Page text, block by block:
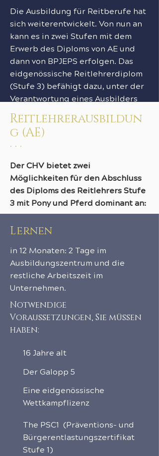
Die Ausbildung für Reitberufe hat
sich weiterentwickelt. Von nun an
kann es in zwei Stufen mit dem
Erwerb des Diploms von AE und
dann von BPJEPS erfolgen. Das
eidgenössische Reitlehrerdiplom
(Stufe 3) befähigt dazu, unter der
Verantwortung eines Ausbilders
die ersten Kenntnisse des Reitens
zu animieren, zu initiieren und zu
vermitteln. Dieses Training kann
dann in einem zweiten Schritt
durch das des BPJEPS ergänzt
werden. Der CHV bietet beide
Studiengänge an.
Reitlehrerausbildun
g (AE)
· · ·
Der CHV bietet zwei
Möglichkeiten für den Abschluss
des Diploms des Reitlehrers Stufe
3 mit Pony und Pferd dominant an:
Lernen
in 12 Monaten: 2 Tage im
Ausbildungszentrum und die
restliche Arbeitszeit im
Unternehmen.
Notwendige
Voraussetzungen, Sie müssen
haben:
16 Jahre alt
Der Galopp 5
Eine eidgenössische
Wettkampflizenz
The PSC1 (Präventions- und
Bürgerentlastungszertifikat
Stufe 1)